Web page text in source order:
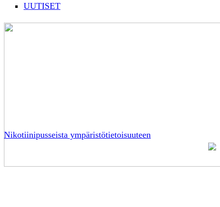
UUTISET
Nikotiinipusseista ympäristötietoisuuteen